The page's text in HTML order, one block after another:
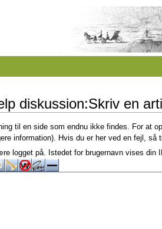
diskussion:Skriv en
til en side som endnu ikke findes. For at
information). Hvis du er her ved en fejl, så
logget på. Istedet for brugernavn vises din